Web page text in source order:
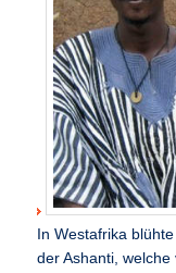
In Westafrika
der Ashanti,